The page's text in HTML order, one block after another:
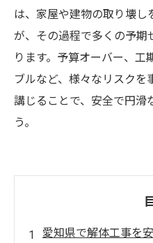
は、家屋や建物の取り壊し
が、その過程で多くの予期
ります。予算オーバー、工
ブルなど、様々なリスクを
講じることで、安全で円滑
う。
愛知県で解体工事を